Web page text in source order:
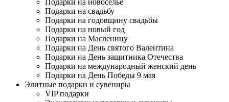
Подарки на новоселье
Подарки на свадьбу
Подарки на годовщину свадьбы
Подарки на новый год
Подарки на Масленицу
Подарки на День святого Валентина
Подарки на День защитника Отечества
Подарки на международный женский день
Подарки на День Победы 9 мая
Элитные подарки и сувениры
VIP подарки